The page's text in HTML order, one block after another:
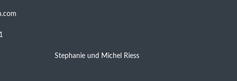
Stephanie und Michel Riess